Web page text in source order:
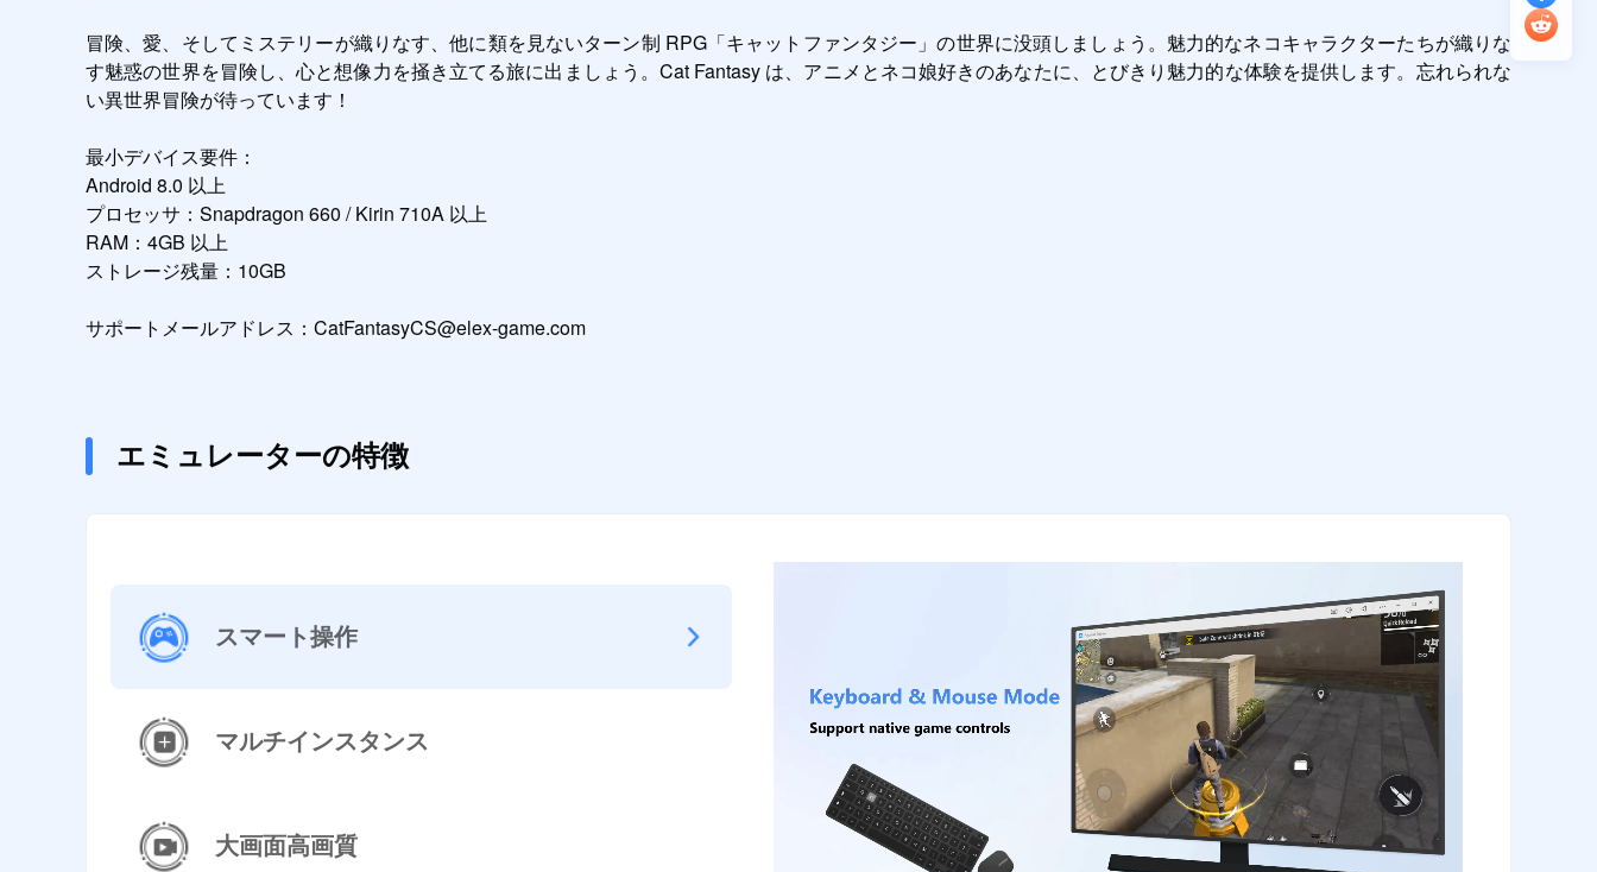
冒険、愛、そしてミステリーが織りなす、他に類を見ないターン制 RPG「キャットファンタジー」の世界に没頭しましょう。魅力的なネコキャラクターたちが織りな
す魅惑の世界を冒険し、心と想像力を掻き立てる旅に出ましょう。Cat Fantasy は、アニメとネコ娘好きのあなたに、とびきり魅力的な体験を提供します。忘れられな
い異世界冒険が待っています！
最小デバイス要件：
Android 8.0 以上
プロセッサ：Snapdragon 660 / Kirin 710A 以上
RAM：4GB 以上
ストレージ残量：10GB
サポートメールアドレス：CatFantasyCS@elex-game.com
エミュレーターの特徴
スマート操作
マルチインスタンス
大画面高画質